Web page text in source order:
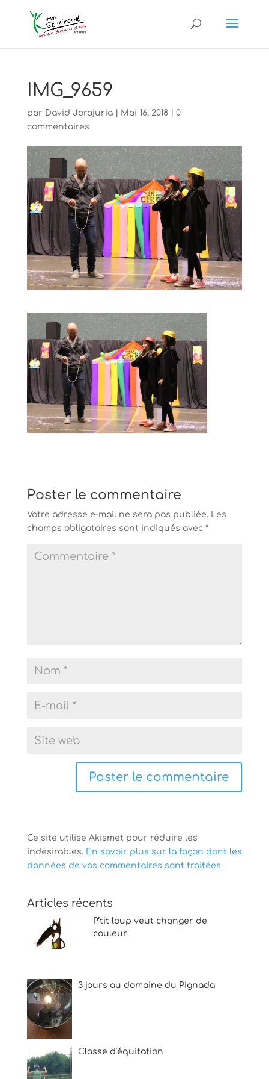
IMG_9659
par David Jorajuria| Mai 16, 2018| 0
commentaires
Poster le commentaire
Votre adresse e-mail ne sera pas publiée. Les
champs obligatoires sont indiqués avec *
Ce site utilise Akismet pour réduire les
indésirables. En savoir plus sur la façon dont les
données de vos commentaires sont traitées.
Articles récents
P’tit loup veut changer de
couleur.
3 jours au domaine du Pignada
Classe d’équitation